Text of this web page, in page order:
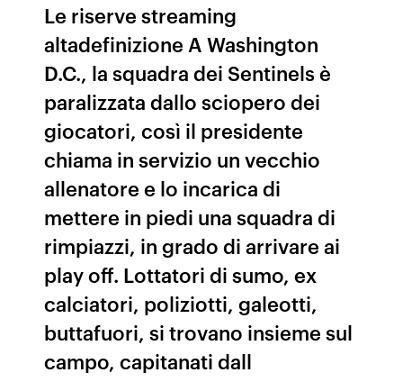
Le riserve streaming
altadefinizione A Washington
D.C., la squadra dei Sentinels è
paralizzata dallo sciopero dei
giocatori, così il presidente
chiama in servizio un vecchio
allenatore e lo incarica di
mettere in piedi una squadra di
rimpiazzi, in grado di arrivare ai
play off. Lottatori di sumo, ex
calciatori, poliziotti, galeotti,
buttafuori, si trovano insieme sul
campo, capitanati dall